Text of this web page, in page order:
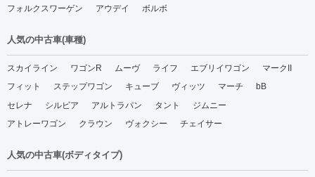
フォルクスワーゲン
アウデイ ボルボ
人気の中古車(車種)
スカイライン ワゴンR ムーヴ ライフ エブリイワゴン
マークII
フィット
ステップワゴン キューブ ヴィッツ マーチ
bB
セレナ
シルビア アルトラパン タント
ジムニー
アトレーワゴン
クラウン ヴォクシー チェイサー
人気の中古車(ボディタイプ)